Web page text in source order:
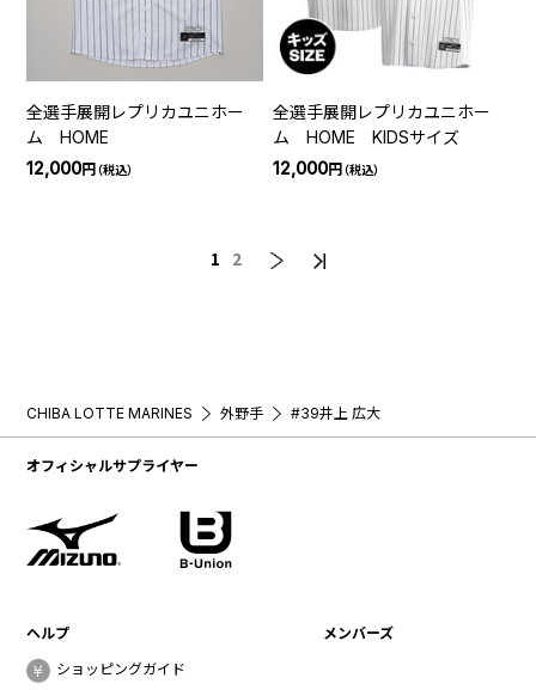
全選手展開レプリカユニホー
ム HOME
12,000円（税込）
全選手展開レプリカユニホー
ム HOME KIDSサイズ
12,000円（税込）
1 2
CHIBA LOTTE MARINES 外野手 #39井上 広大
オフィシャルサプライヤー
ヘルプ
ショッピングガイド
メンバーズ